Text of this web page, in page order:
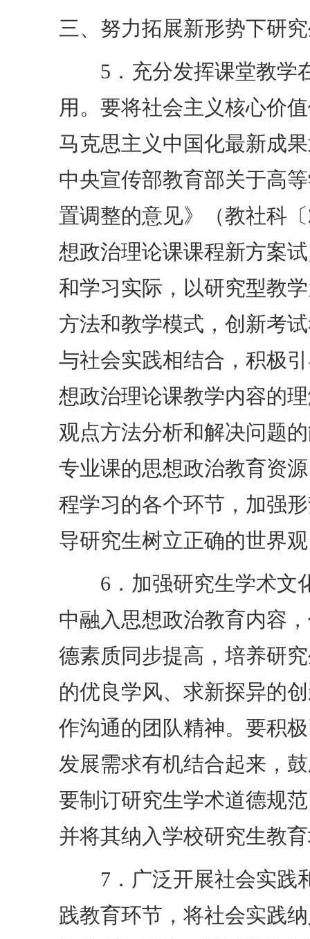
三、努力拓展新形势下研
5．充分发挥课堂教学
用。要将社会主义核心价
马克思主义中国化最新成
中央宣传部教育部关于高
置调整的意见》（教社科
想政治理论课课程新方案
和学习实际，以研究型教
方法和教学模式，创新考
与社会实践相结合，积极
想政治理论课教学内容的
观点方法分析和解决问题
专业课的思想政治教育资
程学习的各个环节，加强
导研究生树立正确的世界
6．加强研究生学术文
中融入思想政治教育内容
德素质同步提高，培养研
的优良学风、求新探异的
作沟通的团队精神。要积
发展需求有机结合起来，
要制订研究生学术道德规
并将其纳入学校研究生教
7．广泛开展社会实践
践教育环节，将社会实践